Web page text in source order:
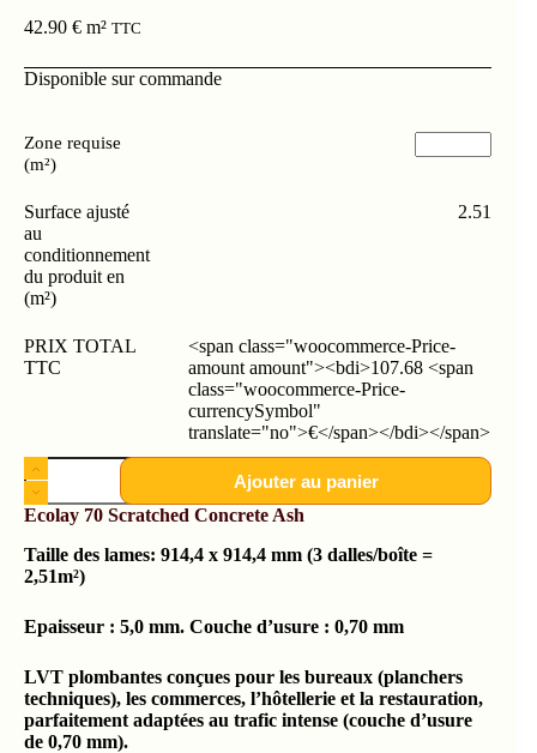
42.90 € m² TTC
Disponible sur commande
Zone requise
(m²)
Surface ajusté
au
conditionnement
du produit en
(m²)
2.51
PRIX TOTAL
TTC
<span class="woocommerce-Price-
amount amount"><bdi>107.68 <span
class="woocommerce-Price-
currencySymbol"
translate="no">€</span></bdi></span>
Ajouter au panier
Ecolay 70 Scratched Concrete Ash
Taille des lames: 914,4 x 914,4 mm (3 dalles/boîte =
2,51m²)
Epaisseur : 5,0 mm. Couche d’usure : 0,70 mm
LVT plombantes conçues pour les bureaux (planchers
techniques), les commerces, l’hôtellerie et la restauration,
parfaitement adaptées au trafic intense (couche d’usure
de 0,70 mm).